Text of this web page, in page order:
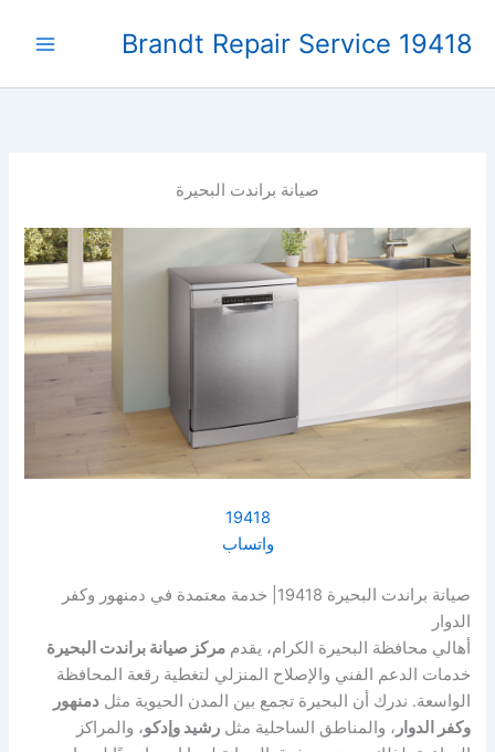
Brandt Repair Service 19418
صيانة براندت البحيرة
19418
واتساب
صيانة براندت البحيرة 19418| خدمة معتمدة في دمنهور وكفر
الدوار
أهالي محافظة البحيرة الكرام، يقدممركز صيانة براندت البحيرة
خدمات الدعم الفني والإصلاح المنزلي لتغطية رقعة المحافظة
الواسعة. ندرك أن البحيرة تجمع بين المدن الحيوية مثلدمنهور
وكفر الدوار ، والمناطق الساحلية مثلرشيد وإدكو، والمراكز